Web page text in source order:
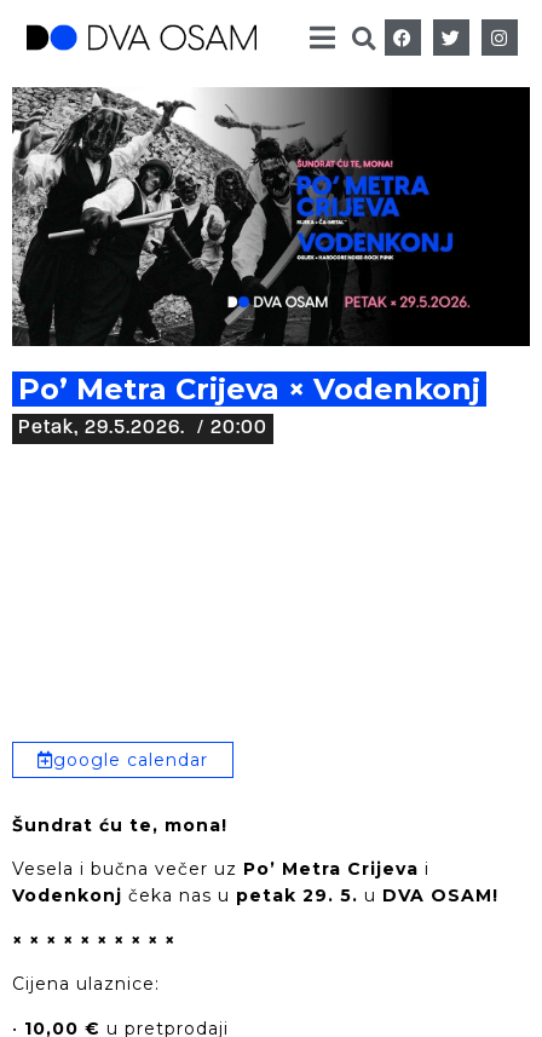
Po’ Metra Crijeva × Vodenkonj
Petak, 29.5.2026. / 20:00
google calendar
Šundrat ću te, mona!
Vesela i bučna večer uz Po’ Metra Crijeva i
Vodenkonj čeka nas u petak 29. 5. u DVA OSAM!
× × × × × × × × × ×
Cijena ulaznice:
• 10,00 € u pretprodaji